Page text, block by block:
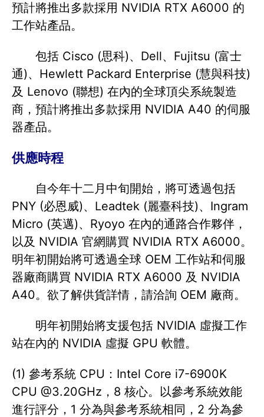
預計將推出多款採用 NVIDIA RTX A6000 的
工作站產品。
包括 Cisco (思科)、Dell、Fujitsu (富士
通)、Hewlett Packard Enterprise (慧與科技)
及 Lenovo (聯想) 在內的全球頂尖系統製造
商，預計將推出多款採用 NVIDIA A40 的伺服
器產品。
供應時程
自今年十二月中旬開始，將可透過包括
PNY (必恩威)、Leadtek (麗臺科技)、Ingram
Micro (英邁)、Ryoyo 在內的通路合作夥伴，
以及 NVIDIA 官網購買 NVIDIA RTX A6000。
明年初開始將可透過全球 OEM 工作站和伺服
器廠商購買 NVIDIA RTX A6000 及 NVIDIA
A40。欲了解供貨詳情，請洽詢 OEM 廠商。
明年初開始將支援包括 NVIDIA 虛擬工作
站在內的 NVIDIA 虛擬 GPU 軟體。
(1) 參考系統 CPU：Intel Core i7-6900K
CPU @3.20GHz，8 核心。以參考系統效能
進行評分，1 分為與參考系統相同，2 分為參